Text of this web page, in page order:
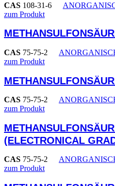
CAS 108-31-6
zum Produkt
CAS 75-75-2
zum Produkt
CAS 75-75-2
zum Produkt
(ELECTRONICAL
CAS 75-75-2
zum Produkt